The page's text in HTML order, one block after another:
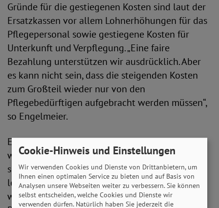
Gründe für die gestiegenen Kosten sind laut der
Ersatzkassen vor allem Lohnerhöhungen für das
Pflegepersonal sowie gestiegene Kosten für
Unterkunft und Verpflegung. „Eine faire
Bezahlung unterstützen wir ausdrücklich. Aber
es kann nicht sein, dass die steigenden Kosten
zum Großteil wieder nur von den
Pflegebedürftigen aufgebracht werden müssen“,
so Engelmeier.
Ein Kostentreiber aus Sicht des SoVD sind
weiterhin die Investitionen. „Die Bundesländer
sind rechtlich zum Vorhalten einer
leistungsfähigen, ausreichenden und
wirtschaftlichen Versorgungsstruktur in der
Cookie-Hinweis und Einstellungen
Wir verwenden Cookies und Dienste von Drittanbietern, um
Ihnen einen optimalen Service zu bieten und auf Basis von
Analysen unsere Webseiten weiter zu verbessern. Sie können
selbst entscheiden, welche Cookies und Dienste wir
verwenden dürfen. Natürlich haben Sie jederzeit die